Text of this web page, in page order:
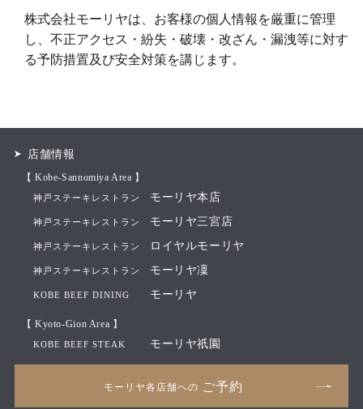
株式会社モーリヤは、お客様の個人情報を厳重に管理
し、不正アクセス・紛失・破壊・改ざん・漏洩等に対す
る予防措置及び安全対策を講じます。
店舗情報
【 Kobe-Sannomiya Area 】
神戸ステーキレストラン モーリヤ本店
神戸ステーキレストラン モーリヤ三宮店
神戸ステーキレストラン ロイヤルモーリヤ
神戸ステーキレストラン モーリヤ凜
KOBE BEEF DINING モーリヤ
【 Kyoto-Gion Area 】
KOBE BEEF STEAK モーリヤ祇園
モーリヤ各店舗への ご予約